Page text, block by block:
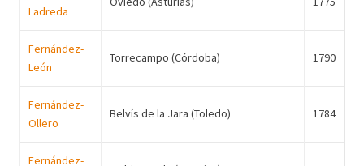
Ladreda
Fernández-
León
Torrecampo (Córdoba) 1790
Fernández-
Ollero
Belvís de la Jara (Toledo) 1784
Fernández-